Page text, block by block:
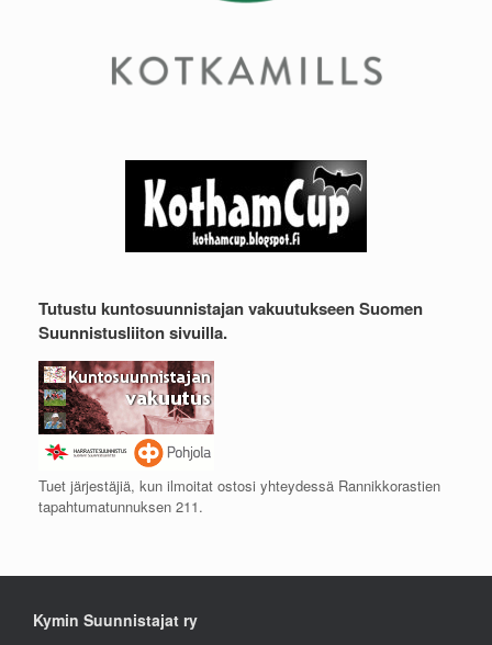
Tutustu kuntosuunnistajan vakuutukseen Suomen
Suunnistusliiton sivuilla.
Tuet järjestäjiä, kun ilmoitat ostosi yhteydessä Rannikkorastien
tapahtumatunnuksen 211.
Kymin Suunnistajat ry